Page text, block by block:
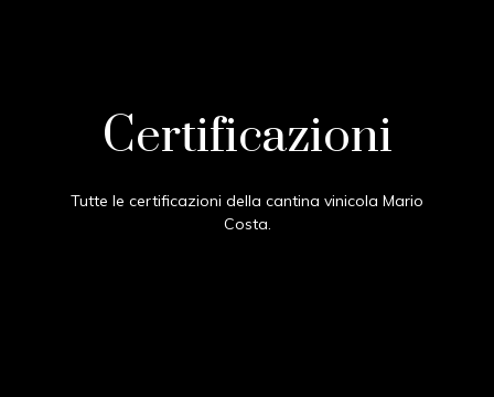
Certificazioni
Tutte le certificazioni della cantina vinicola Mario
Costa.